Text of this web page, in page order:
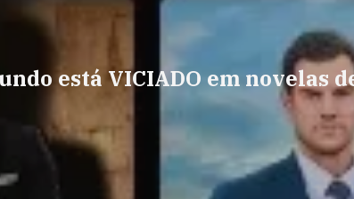
está VICIADO em novelas